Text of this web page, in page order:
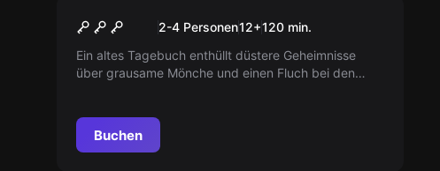
Neu
Fluch der 7 Linden
2-4 Personen12+120 min.
Ein altes Tagebuch enthüllt düstere Geheimnisse
über grausame Mönche und einen Fluch bei den
gefrieren lassen!
Buchen